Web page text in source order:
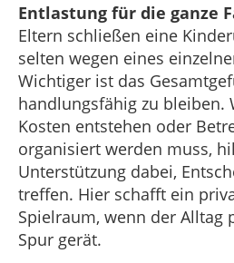
Entlastung für die ganze
Eltern schließen eine
selten wegen eines
Wichtiger ist das
handlungsfähig zu bleiben.
Kosten entstehen oder
organisiert werden muss,
Unterstützung dabei,
treffen. Hier schafft ein
Spielraum, wenn der Alltag
Spur gerät.